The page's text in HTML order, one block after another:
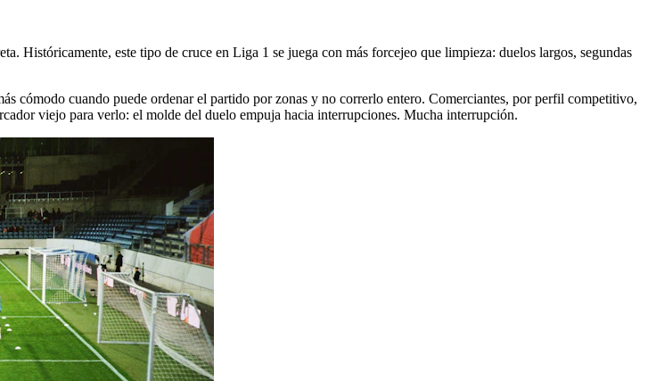
Históricamente, este tipo de cruce en Liga 1 se juega con más forcejeo que limpieza: duelos largos, segundas
cómodo cuando puede ordenar el partido por zonas y no correrlo entero. Comerciantes, por perfil competitivo,
viejo para verlo: el molde del duelo empuja hacia interrupciones. Mucha interrupción.